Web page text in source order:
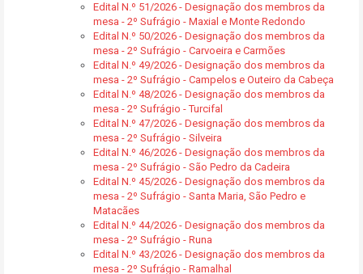
Edital N.º 51/2026 - Designação dos membros da
mesa - 2º Sufrágio - Maxial e Monte Redondo
Edital N.º 50/2026 - Designação dos membros da
mesa - 2º Sufrágio - Carvoeira e Carmões
Edital N.º 49/2026 - Designação dos membros da
mesa - 2º Sufrágio - Campelos e Outeiro da Cabeça
Edital N.º 48/2026 - Designação dos membros da
mesa - 2º Sufrágio - Turcifal
Edital N.º 47/2026 - Designação dos membros da
mesa - 2º Sufrágio - Silveira
Edital N.º 46/2026 - Designação dos membros da
mesa - 2º Sufrágio - São Pedro da Cadeira
Edital N.º 45/2026 - Designação dos membros da
mesa - 2º Sufrágio - Santa Maria, São Pedro e
Matacães
Edital N.º 44/2026 - Designação dos membros da
mesa - 2º Sufrágio - Runa
Edital N.º 43/2026 - Designação dos membros da
mesa - 2º Sufrágio - Ramalhal